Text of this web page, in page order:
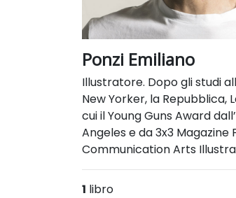
Ponzi Emiliano
Illustratore. Dopo gli studi
New Yorker, la
cui il Young Guns Award
Angeles e da 3x3
Communication Arts
1 libro